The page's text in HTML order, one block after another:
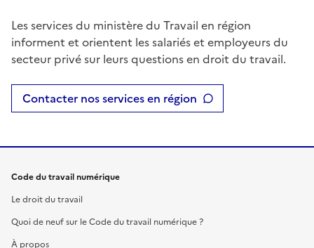
Les services du ministère du Travail en région
informent et orientent les salariés et employeurs du
secteur privé sur leurs questions en droit du travail.
Contacter nos services en région
Code du travail numérique
Le droit du travail
Quoi de neuf sur le Code du travail numérique ?
À propos